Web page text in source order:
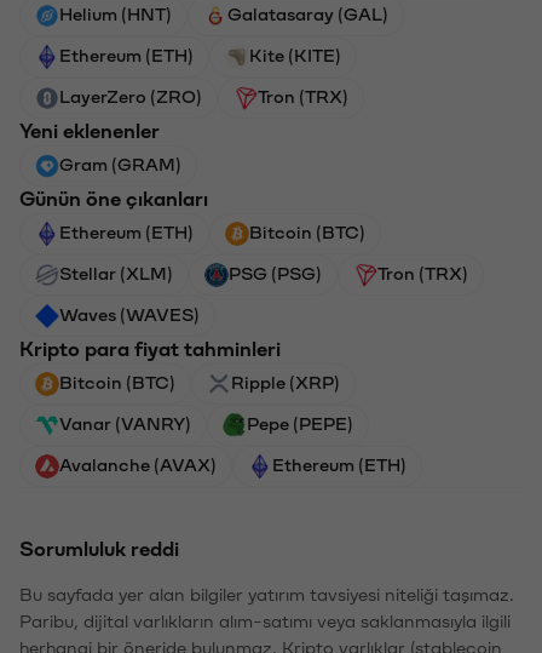
Helium (HNT) Galatasaray (GAL)
Ethereum (ETH) Kite (KITE)
LayerZero (ZRO) Tron (TRX)
Yeni eklenenler
Gram (GRAM)
Günün öne çıkanları
Ethereum (ETH) Bitcoin (BTC)
Stellar (XLM) PSG (PSG) Tron (TRX)
Waves (WAVES)
Kripto para fiyat tahminleri
Bitcoin (BTC) Ripple (XRP)
Vanar (VANRY) Pepe (PEPE)
Avalanche (AVAX) Ethereum (ETH)
Sorumluluk reddi
Bu sayfada yer alan bilgiler yatırım tavsiyesi niteliği taşımaz.
Paribu, dijital varlıkların alım-satımı veya saklanmasıyla ilgili
herhangi bir öneride bulunmaz. Kripto varlıklar (stablecoin